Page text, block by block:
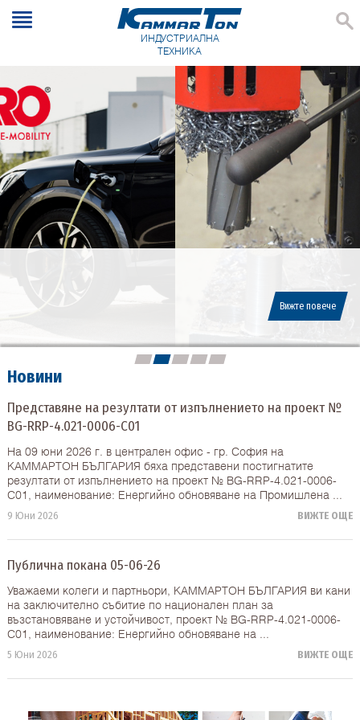
ИНДУСТРИАЛНА
ТЕХНИКА
Вижте повече
Новини
Представяне на резултати от изпълнението на проект №
BG-RRP-4.021-0006-C01
На 09 юни 2026 г. в централен офис - гр. София на
КАММАРТОН БЪЛГАРИЯ бяха представени постигнатите
резултати от изпълнението на проект № BG-RRP-4.021-0006-
C01, наименование: Енергийно обновяване на Промишлена ...
9 Юни 2026 ВИЖТЕ ОЩЕ
Публична покана 05-06-26
Уважаеми колеги и партньори, КАММАРТОН БЪЛГАРИЯ ви кани
на заключително събитие по национален план за
възстановяване и устойчивост, проект № BG-RRP-4.021-0006-
C01, наименование: Енергийно обновяване на ...
5 Юни 2026 ВИЖТЕ ОЩЕ